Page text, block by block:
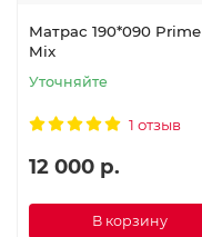
Матрас 190*090 Prime
Mix
Уточняйте
1 отзыв
12 000 р.
В корзину